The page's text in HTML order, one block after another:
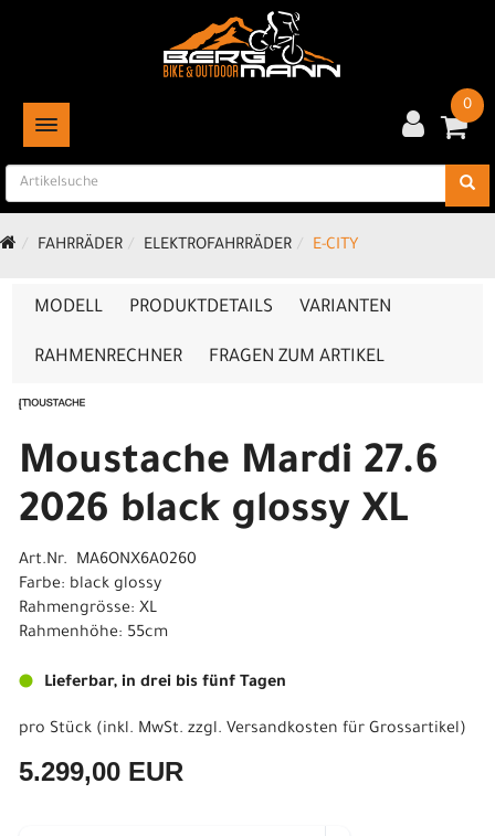
TOGGLE NAVIGATION
0
FAHRRÄDER ELEKTROFAHRRÄDER E-CITY
MODELL PRODUKTDETAILS VARIANTEN
RAHMENRECHNER FRAGEN ZUM ARTIKEL
Moustache Mardi 27.6
2026 black glossy XL
Art.Nr. MA6ONX6A0260
Farbe: black glossy
Rahmengrösse: XL
Rahmenhöhe: 55cm
Lieferbar, in drei bis fünf Tagen
pro Stück (inkl. MwSt. zzgl. Versandkosten für Grossartikel)
5.299,00 EUR